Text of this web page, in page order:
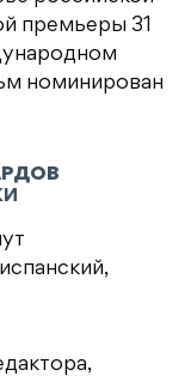
премьеры 31
номинирован